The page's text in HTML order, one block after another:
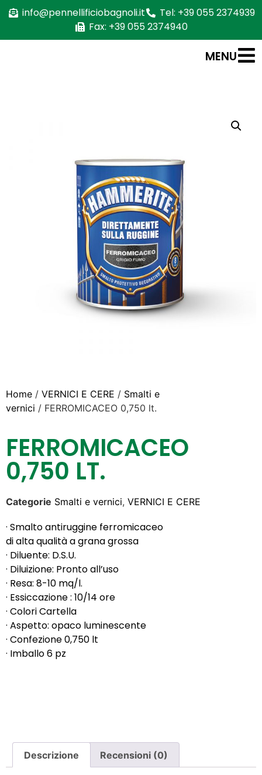
info@pennellificiobagnoli.it
Tel: +39 055 2374939
Fax: +39 055 2374940
MENU
Home / VERNICI E CERE / Smalti e
vernici / FERROMICACEO 0,750 lt.
FERROMICACEO
0,750 LT.
Categorie Smalti e vernici, VERNICI E CERE
· Smalto antiruggine ferromicaceo
di alta qualità a grana grossa
· Diluente: D.S.U.
· Diluizione: Pronto all’uso
· Resa: 8-10 mq/l.
· Essiccazione : 10/14 ore
· Colori Cartella
· Aspetto: opaco luminescente
· Confezione 0,750 lt
· Imballo 6 pz
Descrizione Recensioni (0)